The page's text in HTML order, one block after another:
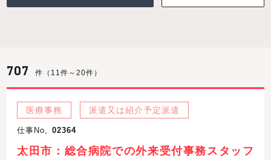
707 件（11件～20件）
医療事務 派遣又は紹介予定派遣
仕事No, 02364
太田市：総合病院での外来受付事務スタッフ